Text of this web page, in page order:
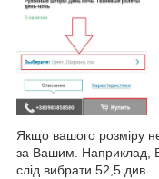
Якщо вашого розміру
за Вашим. Наприклад,
слід вибрати 52,5 див.